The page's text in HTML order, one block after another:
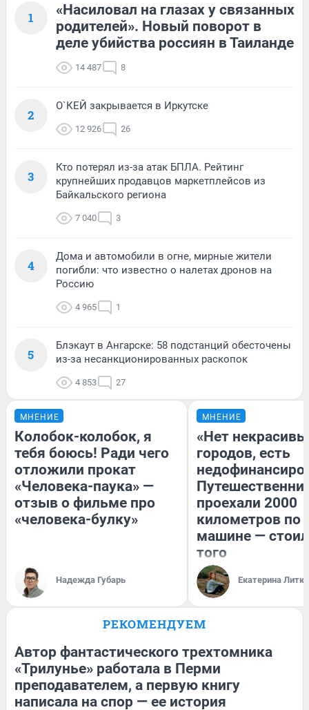
1
«Насиловал на глазах у связанных
родителей». Новый поворот в
деле убийства россиян в Таиланде
14 487 8
2
О`КЕЙ закрывается в Иркутске
12 926 26
3
Кто потерял из-за атак БПЛА. Рейтинг
крупнейших продавцов маркетплейсов из
Байкальского региона
7 040 3
4
Дома и автомобили в огне, мирные жители
погибли: что известно о налетах дронов на
Россию
4 965 1
5
Блэкаут в Ангарске: 58 подстанций обесточены
из-за несанкционированных раскопок
4 853 27
МНЕНИЕ
Колобок-колобок, я
тебя боюсь! Ради чего
отложили прокат
«Человека-паука» —
отзыв о фильме про
«человека-булку»
Надежда Губарь
МНЕНИЕ
«Нет
городов, есть
проехали 2000
километров по
машине —
того
Екатерина
РЕКОМЕНДУЕМ
Автор фантастического трехтомника
«Трилунье» работала в Перми
преподавателем, а первую книгу
написала на спор — ее история